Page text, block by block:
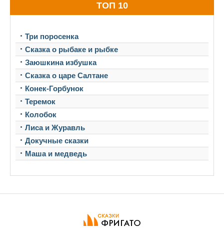
ТОП 10
Три поросенка
Сказка о рыбаке и рыбке
Заюшкина избушка
Сказка о царе Салтане
Конек-Горбунок
Теремок
Колобок
Лиса и Журавль
Докучные сказки
Маша и медведь